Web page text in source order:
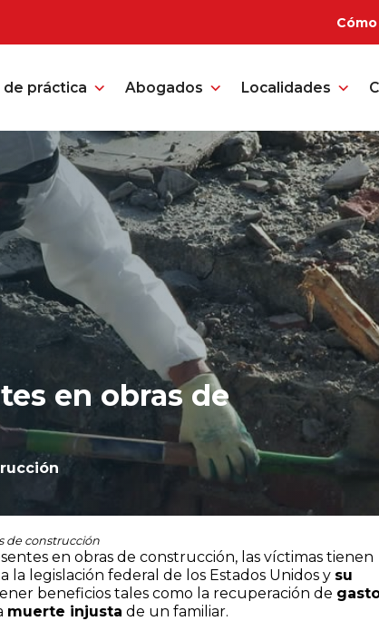
de práctica Abogados Localidades
en obras de
de construcción
en obras de construcción, las víctimas tienen
legislación federal de los Estados Unidos y su
beneficios tales como la recuperación de
muerte injusta de un familiar.